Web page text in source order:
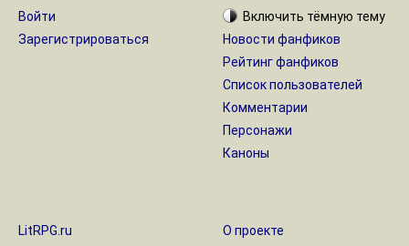
Войти
Зарегистрироваться
Включить тёмную тему
Новости фанфиков
Рейтинг фанфиков
Список пользователей
Комментарии
Персонажи
Каноны
LitRPG.ru
О проекте